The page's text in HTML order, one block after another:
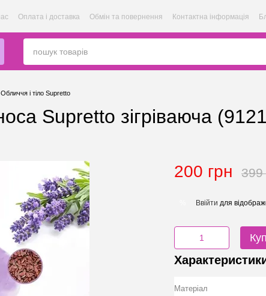
Оплата і доставка Обмін та повернення Контактна інформація
Обличчя і тіло Supretto
Supretto зігріваюча
200 грн 399
Ввійти для
Матеріал